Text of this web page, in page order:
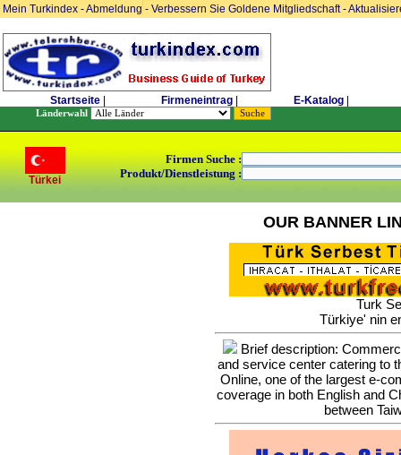
Mein Turkindex -Abmeldung- Verbessern Sie Goldene Mitgliedschaft-
Startseite Firmeneintrag E-Katalog
Länderwahl
Türkei
Firmen Suche :
Produkt/Dienstleistung :
OUR BANNER
Turk
Türkiye' nin
Brief description:
and service center catering to
Online, one of the largest e-
coverage in both English and
between